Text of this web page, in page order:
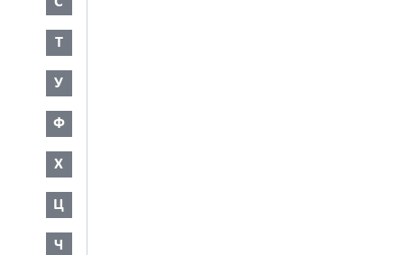
Т
У
Ф
Х
Ц
Ч